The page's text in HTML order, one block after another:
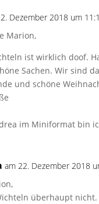
Dezember 2018 um
Marion,
ist wirklich doof.
Sachen. Wir sind
und schöne
im Miniformat bin
am 22. Dezember 2018
überhaupt nicht.